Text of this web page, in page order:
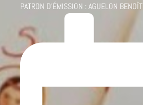
PATRON D'ÉMISSION :AGUELON BENOÎT